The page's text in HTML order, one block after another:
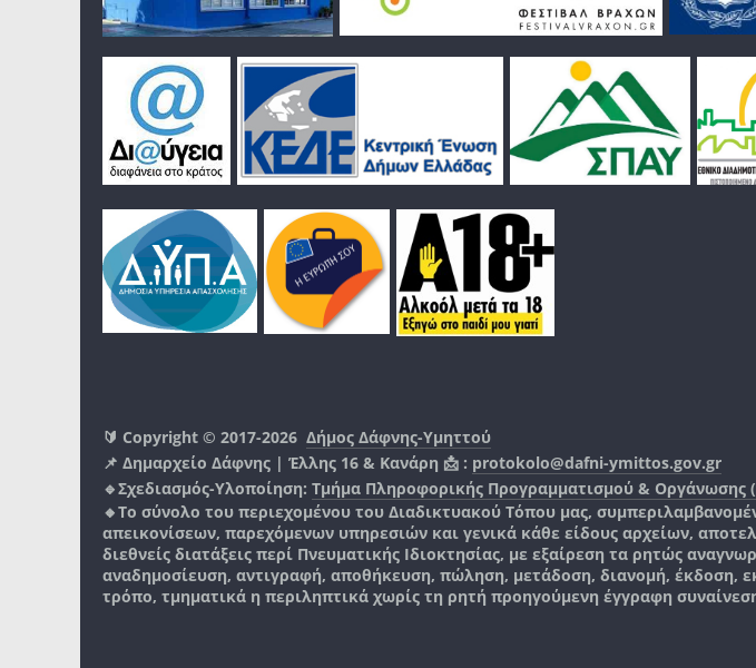
🔰 Copyright © 2017-2026 Δήμος Δάφνης-Υμηττού
📌 Δημαρχείο Δάφνης | Έλλης 16 & Κανάρη 📩 : protokolo@dafni-ymittos.gov.gr
🔹Σχεδιασμός-Υλοποίηση: Τμήμα Πληροφορικής Προγραμματισμού & Οργάνωσης
🔸Το σύνολο του περιεχομένου του Διαδικτυακού Τόπου μας,
απεικονίσεων, παρεχόμενων υπηρεσιών και γενικά κάθε είδους αρχείων,
διεθνείς διατάξεις περί Πνευματικής Ιδιοκτησίας, με εξαίρεση τα ρητώς
αναδημοσίευση, αντιγραφή, αποθήκευση, πώληση, μετάδοση, διανομή,
τρόπο, τμηματικά η περιληπτικά χωρίς τη ρητή προηγούμενη έγγραφη